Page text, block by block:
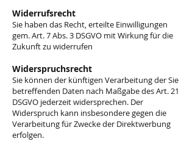
Widerrufsrecht
Sie haben das Recht, erteilte Einwilligungen
gem. Art. 7 Abs. 3 DSGVO mit Wirkung für die
Zukunft zu widerrufen
Widerspruchsrecht
Sie können der künftigen Verarbeitung der Sie
betreffenden Daten nach Maßgabe des Art. 21
DSGVO jederzeit widersprechen. Der
Widerspruch kann insbesondere gegen die
Verarbeitung für Zwecke der Direktwerbung
erfolgen.